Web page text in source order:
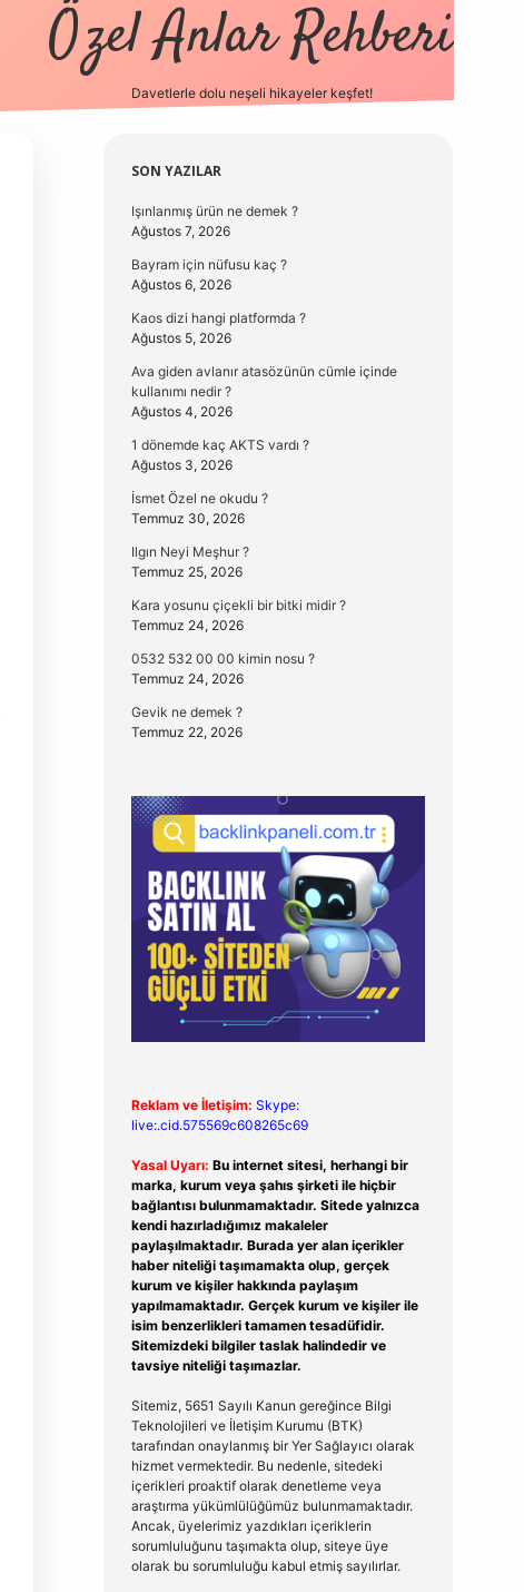
Özel Anlar Rehberi
Davetlerle dolu neşeli hikayeler keşfet!
Sidebar
SON YAZILAR
Işınlanmış ürün ne demek ?
Ağustos 7, 2026
Bayram için nüfusu kaç ?
Ağustos 6, 2026
Kaos dizi hangi platformda ?
Ağustos 5, 2026
Ava giden avlanır atasözünün cümle içinde
kullanımı nedir ?
Ağustos 4, 2026
1 dönemde kaç AKTS vardı ?
Ağustos 3, 2026
İsmet Özel ne okudu ?
Temmuz 30, 2026
Ilgın Neyi Meşhur ?
Temmuz 25, 2026
Kara yosunu çiçekli bir bitki midir ?
Temmuz 24, 2026
0532 532 00 00 kimin nosu ?
Temmuz 24, 2026
Gevik ne demek ?
Temmuz 22, 2026
Reklam ve İletişim: Skype:
live:.cid.575569c608265c69
Yasal Uyarı: Bu internet sitesi, herhangi bir
marka, kurum veya şahıs şirketi ile hiçbir
bağlantısı bulunmamaktadır. Sitede yalnızca
kendi hazırladığımız makaleler
paylaşılmaktadır. Burada yer alan içerikler
haber niteliği taşımamakta olup, gerçek
kurum ve kişiler hakkında paylaşım
yapılmamaktadır. Gerçek kurum ve kişiler ile
isim benzerlikleri tamamen tesadüfidir.
Sitemizdeki bilgiler taslak halindedir ve
tavsiye niteliği taşımazlar.
Sitemiz, 5651 Sayılı Kanun gereğince Bilgi
Teknolojileri ve İletişim Kurumu (BTK)
tarafından onaylanmış bir Yer Sağlayıcı olarak
hizmet vermektedir. Bu nedenle, sitedeki
içerikleri proaktif olarak denetleme veya
araştırma yükümlülüğümüz bulunmamaktadır.
Ancak, üyelerimiz yazdıkları içeriklerin
sorumluluğunu taşımakta olup, siteye üye
olarak bu sorumluluğu kabul etmiş sayılırlar.